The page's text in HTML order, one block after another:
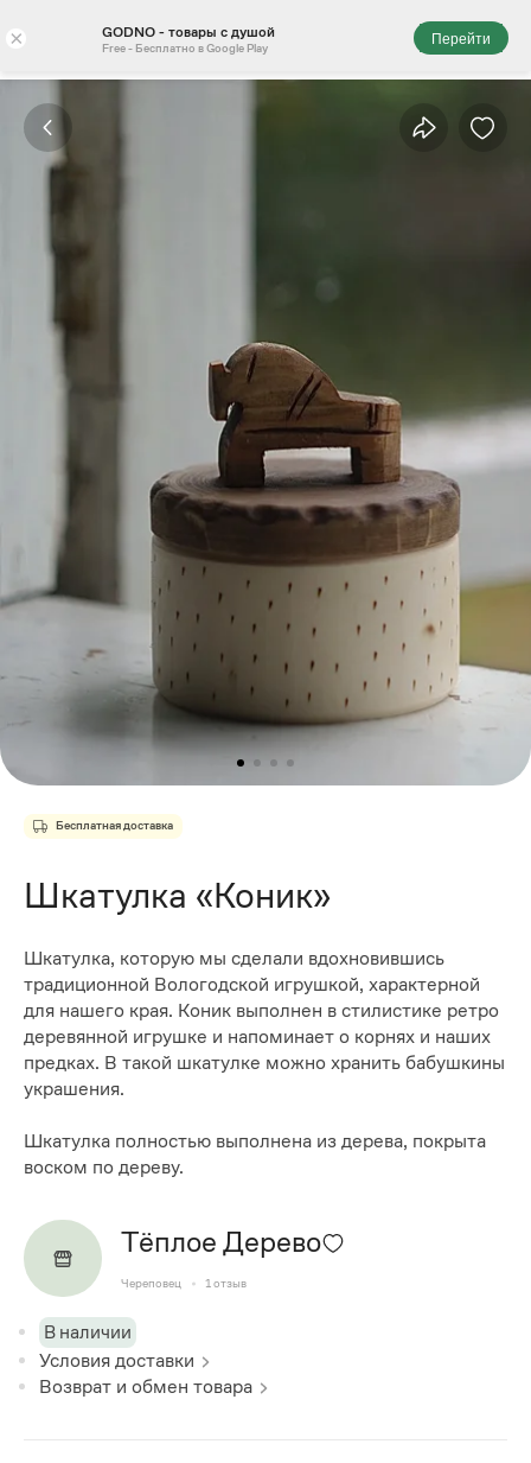
× GODNO - товары с душой
Free - Бесплатно в Google Play
Перейти
Бесплатная доставка
Шкатулка «Коник»
Шкатулка, которую мы сделали вдохновившись
традиционной Вологодской игрушкой, характерной
для нашего края. Коник выполнен в стилистике ретро
деревянной игрушке и напоминает о корнях и наших
предках. В такой шкатулке можно хранить бабушкины
украшения.
Шкатулка полностью выполнена из дерева, покрыта
воском по дереву.
Тёплое Дерево
Череповец 1 отзыв
В наличии
Условия доставки
Возврат и обмен товара